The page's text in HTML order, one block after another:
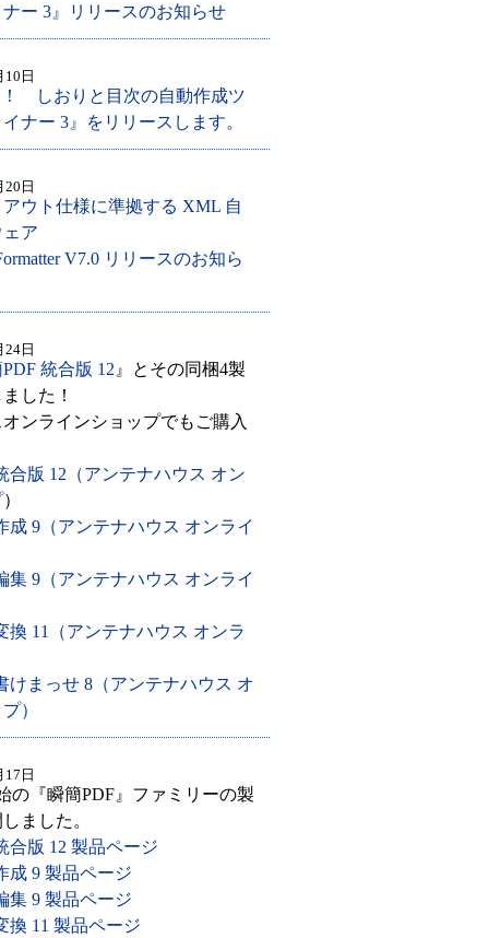
ー 3』リリースのお知らせ
10日
！ しおりと目次の自動作成ツ
ナー 3』をリリースします。
20日
ウト仕様に準拠する XML 自
ア
V7.0 リリースのお知ら
24日
統合版 12 』とその同梱4製
した！
ンラインショップでもご購入
合版 12（アンテナハウス オン
）
成 9（アンテナハウス オンライ
集 9（アンテナハウス オンライ
換 11（アンテナハウス オンラ
けまっせ 8（アンテナハウス オ
）
17日
の『瞬簡PDF』ファミリーの製
ました。
合版 12 製品ページ
成 9 製品ページ
集 9 製品ページ
換 11 製品ページ